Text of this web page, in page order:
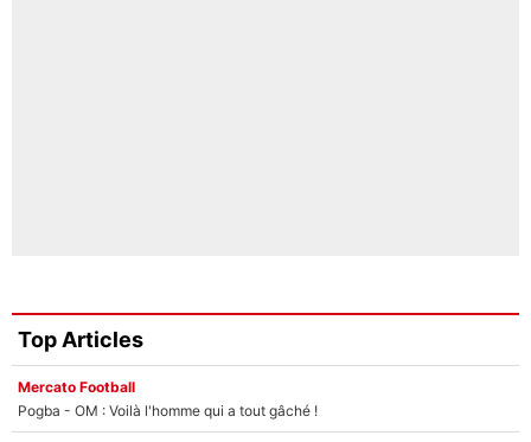
Top Articles
Mercato Football
Pogba - OM : Voilà l'homme qui a tout gâché !